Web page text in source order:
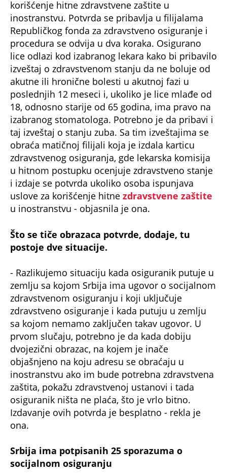
korišćenje hitne zdravstvene zaštite u
inostranstvu. Potvrda se pribavlja u filijalama
Republičkog fonda za zdravstveno osiguranje i
procedura se odvija u dva koraka. Osigurano
lice odlazi kod izabranog lekara kako bi pribavilo
izveštaj o zdravstvenom stanju da ne boluje od
akutne ili hronične bolesti u akutnoj fazi u
poslednjih 12 meseci i, ukoliko je lice mlađe od
18, odnosno starije od 65 godina, ima pravo na
izabranog stomatologa. Potrebno je da pribavi i
taj izveštaj o stanju zuba. Sa tim izveštajima se
obraća matičnoj filijali koja je izdala karticu
zdravstvenog osiguranja, gde lekarska komisija
u hitnom postupku ocenjuje zdravstveno stanje
i izdaje se potvrda ukoliko osoba ispunjava
uslove za korišćenje hitne zdravstvene zaštite
u inostranstvu - objasnila je ona.
Što se tiče obrazaca potvrde, dodaje, tu
postoje dve situacije.
- Razlikujemo situaciju kada osiguranik putuje u
zemlju sa kojom Srbija ima ugovor o socijalnom
zdravstvenom osiguranju i koji uključuje
zdravstveno osiguranje i kada putuju u zemlju
sa kojom nemamo zaključen takav ugovor. U
prvom slučaju, potrebno je da kada dobiju
dvojezični obrazac, na kojem je inače
objašnjeno na koju adresu se obraćaju u
inostranstvu ako im bude potrebna zdravstvena
zaštita, pokažu zdravstvenoj ustanovi i tada
osiguranik ništa ne plaća, što je vrlo bitno.
Izdavanje ovih potvrda je besplatno - rekla je
ona.
Srbija ima potpisanih 25 sporazuma o
socijalnom osiguranju